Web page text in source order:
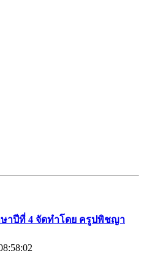
ษาปีที่​ 4​ จัดทำโดย​ ครูปพิชญา​